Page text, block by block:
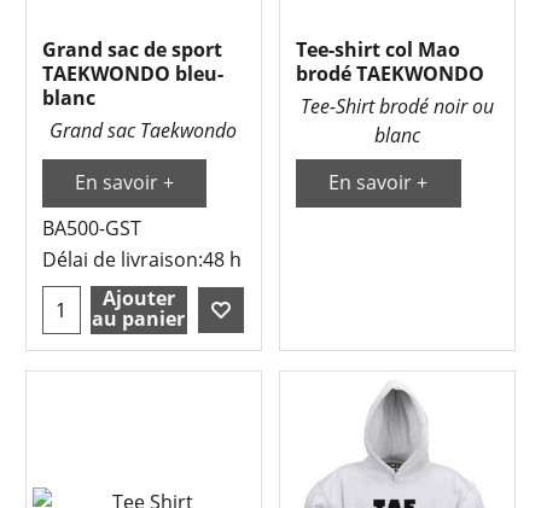
Grand sac de sport
TAEKWONDO bleu-
blanc
Grand sac Taekwondo
En savoir +
BA500-GST
Délai de livraison:48 h
Ajouter
au panier
Tee-shirt col Mao
brodé TAEKWONDO
Tee-Shirt brodé noir ou
blanc
En savoir +